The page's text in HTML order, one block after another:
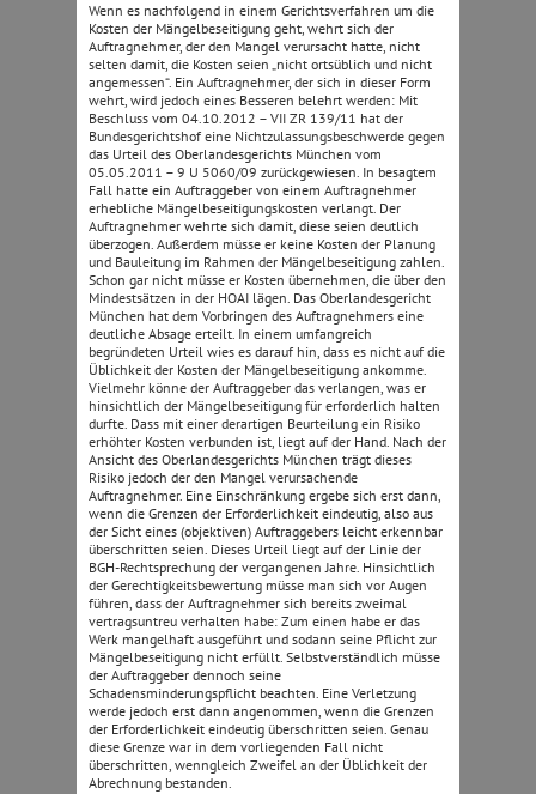
Wenn es nachfolgend in einem Gerichtsverfahren um die
Kosten der Mängelbeseitigung geht, wehrt sich der
Auftragnehmer, der den Mangel verursacht hatte, nicht
selten damit, die Kosten seien „nicht ortsüblich und nicht
angemessen“. Ein Auftragnehmer, der sich in dieser Form
wehrt, wird jedoch eines Besseren belehrt werden: Mit
Beschluss vom 04.10.2012 – VII ZR 139/11 hat der
Bundesgerichtshof eine Nichtzulassungsbeschwerde gegen
das Urteil des Oberlandesgerichts München vom
05.05.2011 – 9 U 5060/09 zurückgewiesen. In besagtem
Fall hatte ein Auftraggeber von einem Auftragnehmer
erhebliche Mängelbeseitigungskosten verlangt. Der
Auftragnehmer wehrte sich damit, diese seien deutlich
überzogen. Außerdem müsse er keine Kosten der Planung
und Bauleitung im Rahmen der Mängelbeseitigung zahlen.
Schon gar nicht müsse er Kosten übernehmen, die über den
Mindestsätzen in der HOAI lägen. Das Oberlandesgericht
München hat dem Vorbringen des Auftragnehmers eine
deutliche Absage erteilt. In einem umfangreich
begründeten Urteil wies es darauf hin, dass es nicht auf die
Üblichkeit der Kosten der Mängelbeseitigung ankomme.
Vielmehr könne der Auftraggeber das verlangen, was er
hinsichtlich der Mängelbeseitigung für erforderlich halten
durfte. Dass mit einer derartigen Beurteilung ein Risiko
erhöhter Kosten verbunden ist, liegt auf der Hand. Nach der
Ansicht des Oberlandesgerichts München trägt dieses
Risiko jedoch der den Mangel verursachende
Auftragnehmer. Eine Einschränkung ergebe sich erst dann,
wenn die Grenzen der Erforderlichkeit eindeutig, also aus
der Sicht eines (objektiven) Auftraggebers leicht erkennbar
überschritten seien. Dieses Urteil liegt auf der Linie der
BGH-Rechtsprechung der vergangenen Jahre. Hinsichtlich
der Gerechtigkeitsbewertung müsse man sich vor Augen
führen, dass der Auftragnehmer sich bereits zweimal
vertragsuntreu verhalten habe: Zum einen habe er das
Werk mangelhaft ausgeführt und sodann seine Pflicht zur
Mängelbeseitigung nicht erfüllt. Selbstverständlich müsse
der Auftraggeber dennoch seine
Schadensminderungspflicht beachten. Eine Verletzung
werde jedoch erst dann angenommen, wenn die Grenzen
der Erforderlichkeit eindeutig überschritten seien. Genau
diese Grenze war in dem vorliegenden Fall nicht
überschritten, wenngleich Zweifel an der Üblichkeit der
Abrechnung bestanden.